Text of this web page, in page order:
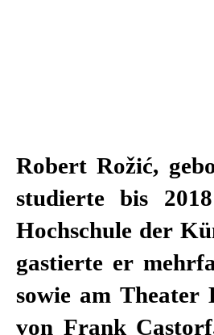
Robert Rožić,
studierte bis
Hochschule der
gastierte er
sowie am Theater
von Frank
Robert Rožić ist
Friedl Wald
Migros-
er sein erstes
Stuttgart an.